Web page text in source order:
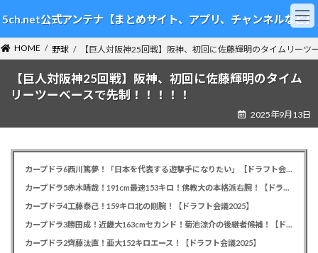
ン
テ
ン
ツ
ビ
ゲ
ー
シ
5ch.net公式アンテナ【まとめサイト、アプリ、チャンネルなど】
HOME 野球 【巨人対阪神25回戦】阪神、初回に佐藤輝明のタイムリーツ
【巨人対阪神25回戦】阪神、初回に佐藤輝明のタイム
リーツーベースで先制！！！！！
2025年9月13日
カープドラ6西川篤夢！「日本を代表する遊撃手になりたい」【ドラフト会議2025】
カープドラ5赤木晴哉！191cm最速153キロ！佛教大の本格派右腕！【ドラフト会議2025】
カープドラ4工藤泰己！159キロ北の剛腕！【ドラフト会議2025】
カープドラ3勝田成！近畿大163cmセカンド！菊池涼介の後継者候補！【ドラフト会議2025】
カープドラ2齊藤汰直！亜大152キロエース！【ドラフト会議2025】